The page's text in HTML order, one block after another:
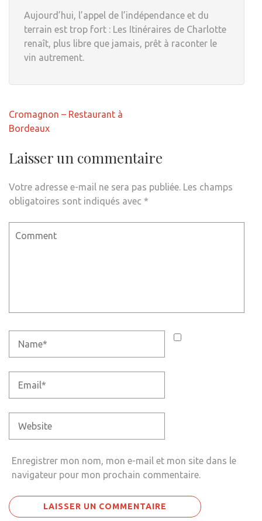
Aujourd’hui, l’appel de l’indépendance et du
terrain est trop fort : Les Itinéraires de Charlotte
renaît, plus libre que jamais, prêt à raconter le
vin autrement.
Navigation
de
Cromagnon – Restaurant à
Bordeaux
Laisser un commentaire
Votre adresse e-mail ne sera pas publiée. Les champs
obligatoires sont indiqués avec *
Enregistrer mon nom, mon e-mail et mon site dans le
navigateur pour mon prochain commentaire.